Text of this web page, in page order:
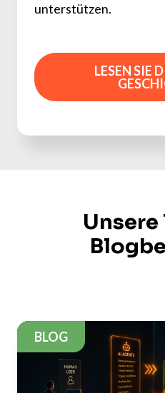
unterstützen.
LESEN SIE
BLOG